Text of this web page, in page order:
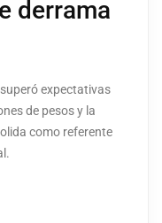
derrama
expectativas
de pesos y la
como referente